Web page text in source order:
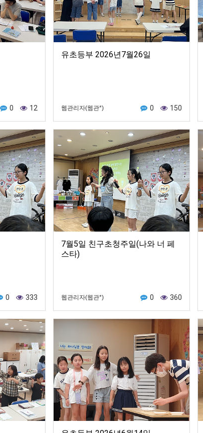
0 12
유초등부 2026년7월26일
웹관리자(웹관*) 0 150
0 333
7월5일 친구초청주일(나와 너 페
스타)
웹관리자(웹관*) 0 360